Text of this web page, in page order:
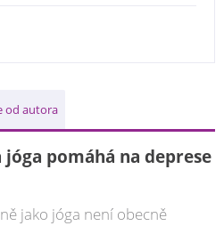
od autora
jóga pomáhá na deprese
jako jóga není obecně